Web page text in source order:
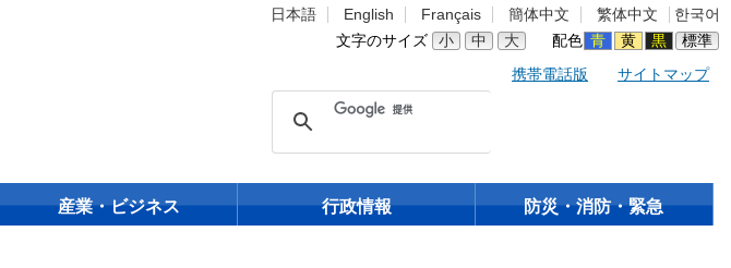
日本語 English Français 簡体中文 繁体中文
한국어
文字のサイズ
小 中 大 配色 青 黄 黒 標準
携帯電話版 サイトマップ
産業・ビジネス 行政情報 防災・消防・緊急